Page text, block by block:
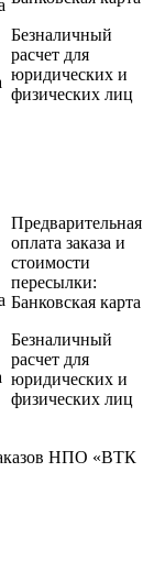
Безналичный
расчет для
юридических и
физических лиц
Предварительная
оплата заказа и
стоимости
пересылки:
Банковская карта
Безналичный
расчет для
юридических и
физических лиц
НПО «ВТК